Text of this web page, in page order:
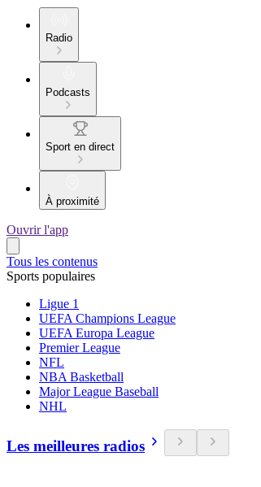
Radio
Podcasts
Sport en direct
À proximité
Ouvrir l'app
Tous les contenus
Sports populaires
Ligue 1
UEFA Champions League
UEFA Europa League
Premier League
NFL
NBA Basketball
Major League Baseball
NHL
Les meilleures radios